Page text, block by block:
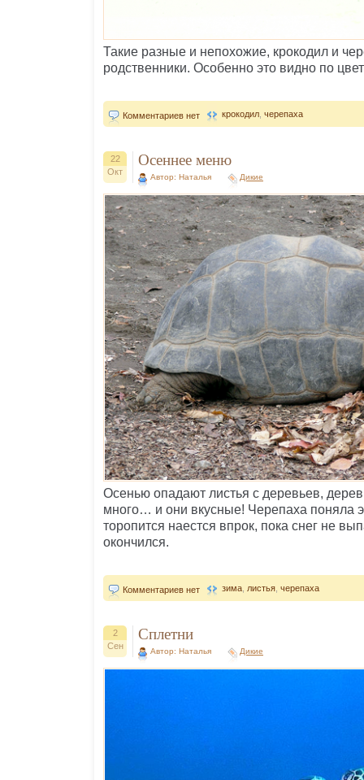
Такие разные и непохожие, крокодил и
родственники. Особенно это видно по
Комментариев нет крокодил черепаха
22
Окт
Осеннее меню
Автор: Наталья Дикие
Осенью опадают листья с деревьев,
много… и они вкусные! Черепаха поняла
торопится наестся впрок, пока снег не
окончился.
Комментариев нет зима листья черепаха
2
Сен
Сплетни
Автор: Наталья Дикие